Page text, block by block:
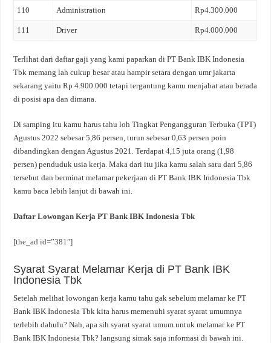
110 Administration Rp4.300.000
111 Driver Rp4.000.000
Terlihat dari daftar gaji yang kami paparkan di PT Bank IBK Indonesia
Tbk memang lah cukup besar atau hampir setara dengan umr jakarta
sekarang yaitu Rp 4.900.000 tetapi tergantung kamu menjabat atau berada
di posisi apa dan dimana.
Di samping itu kamu harus tahu loh Tingkat Pengangguran Terbuka (TPT)
Agustus 2022 sebesar 5,86 persen, turun sebesar 0,63 persen poin
dibandingkan dengan Agustus 2021. Terdapat 4,15 juta orang (1,98
persen) penduduk usia kerja. Maka dari itu jika kamu salah satu dari 5,86
tersebut dan berminat melamar pekerjaan di PT Bank IBK Indonesia Tbk
kamu baca lebih lanjut di bawah ini.
Daftar Lowongan Kerja PT Bank IBK Indonesia Tbk
[the_ad id=”381″]
Syarat Syarat Melamar Kerja di PT Bank IBK
Indonesia Tbk
Setelah melihat lowongan kerja kamu tahu gak sebelum melamar ke PT
Bank IBK Indonesia Tbk kita harus memenuhi syarat syarat umumnya
terlebih dahulu? Nah, apa sih syarat syarat umum untuk melamar ke PT
Bank IBK Indonesia Tbk? langsung simak saja informasi di bawah ini.